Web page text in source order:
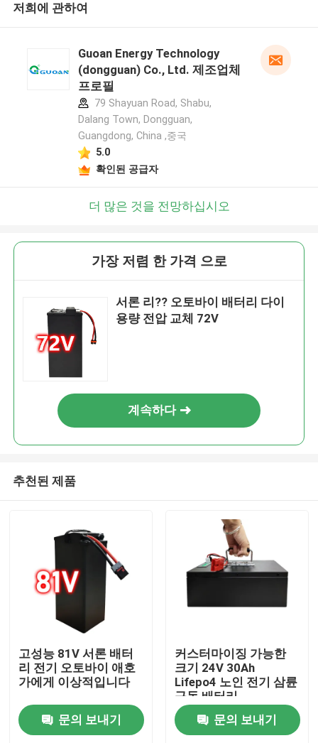
저희에 관하여
Guoan Energy Technology
(dongguan) Co., Ltd. 제조업체
프로필
79 Shayuan Road, Shabu,
Dalang Town, Dongguan,
Guangdong, China ,중국
5.0
확인된 공급자
더 많은 것을 전망하십시오
가장 저렴 한 가격 으로
서론 리?? 오토바이 배터리 다이
용량 전압 교체 72V
계속하다
추천된 제품
고성능 81V 서론 배터
리 전기 오토바이 애호
가에게 이상적입니다
문의 보내기
커스터마이징 가능한
크기 24V 30Ah
Lifepo4 노인 전기 삼륜
구동 배터리
문의 보내기